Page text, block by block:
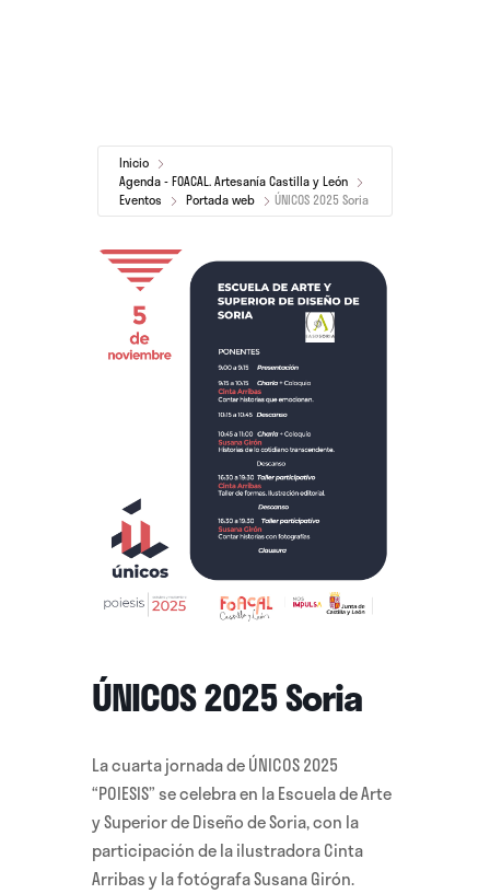
Inicio
Agenda - FOACAL. Artesanía Castilla y León
Eventos
Portada web ÚNICOS 2025 Soria
ÚNICOS 2025 Soria
La cuarta jornada de ÚNICOS 2025
“POIESIS” se celebra en la Escuela de Arte
y Superior de Diseño de Soria, con la
participación de la ilustradora Cinta
Arribas y la fotógrafa Susana Girón.